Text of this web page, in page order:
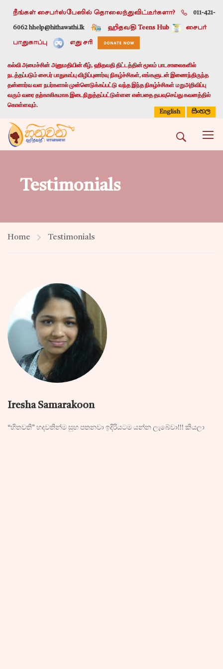
நீங்கள் சைபர்ஸ்பேஸில் தொலைந்துவிட்டீர்களா? 011-421-
6062 hhelp@hithawathi.lk ஹிதவதி Teens Hub சைபர்
பாதுகாப்பு எது சரி
கல்வி அமைச்சின் அனுமதியின் கீழ், ஹிதவதி திட்டத்தின் மூலம் பாடசாலைகளில்
நடத்தப்படும் சைபர் பாதுகாப்பு விழிப்புணர்வு நிகழ்ச்சிகள், எங்களுடன் இணைந்திருந்த
தன்னார்வ வள நபர்களால் முன்னெடுக்கப்பட்டு வந்த இந்த நிகழ்ச்சிகள் மறுஅறிவிப்பு
வரும் வரை தற்காலிகமாக இடைநிறுத்தப்பட்டுள்ளன என்பதை தயவுசெய்து கவனத்தில்
கொள்ளவும்.
English
සිංහල
Testimonials
Home Testimonials
Iresha Samarakoon
“හිතවති” හදවතින්ම සුභ පතනවා ඉදිරියටම යන්න ලැබේවා!!! කියලා